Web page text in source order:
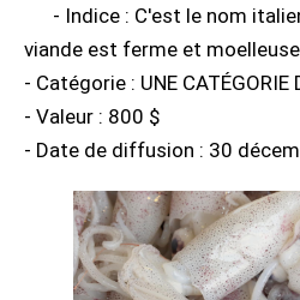
- Indice : C'est le nom
viande est ferme et
- Catégorie : UNE CATÉGORIE
- Valeur : 800 $
- Date de diffusion : 30